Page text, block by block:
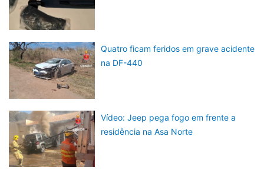
Quatro ficam feridos em grave acidente
na DF-440
Vídeo: Jeep pega fogo em frente a
residência na Asa Norte